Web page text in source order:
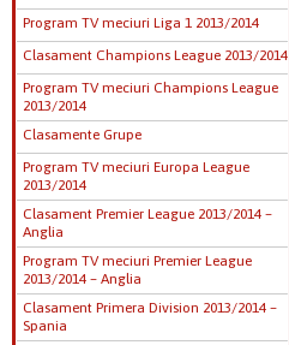
Program TV meciuri Liga 1 2013/2014
Clasament Champions League 2013/2014
Program TV meciuri Champions League
2013/2014
Clasamente Grupe
Program TV meciuri Europa League
2013/2014
Clasament Premier League 2013/2014 –
Anglia
Program TV meciuri Premier League
2013/2014 – Anglia
Clasament Primera Division 2013/2014 –
Spania